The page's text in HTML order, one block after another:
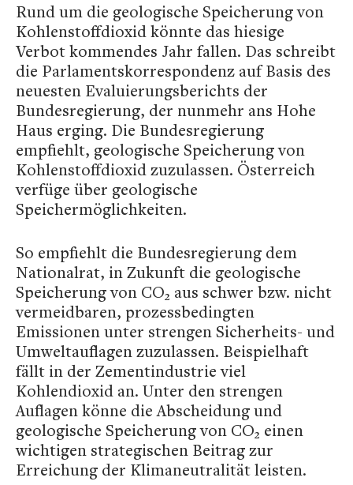
Rund um die geologische Speicherung von
Kohlenstoffdioxid könnte das hiesige
Verbot kommendes Jahr fallen. Das schreibt
die Parlamentskorrespondenz auf Basis des
neuesten Evaluierungsberichts der
Bundesregierung, der nunmehr ans Hohe
Haus erging. Die Bundesregierung
empfiehlt, geologische Speicherung von
Kohlenstoffdioxid zuzulassen. Österreich
verfüge über geologische
Speichermöglichkeiten.
So empfiehlt die Bundesregierung dem
Nationalrat, in Zukunft die geologische
Speicherung von CO₂ aus schwer bzw. nicht
vermeidbaren, prozessbedingten
Emissionen unter strengen Sicherheits- und
Umweltauflagen zuzulassen. Beispielhaft
fällt in der Zementindustrie viel
Kohlendioxid an. Unter den strengen
Auflagen könne die Abscheidung und
geologische Speicherung von CO₂ einen
wichtigen strategischen Beitrag zur
Erreichung der Klimaneutralität leisten.